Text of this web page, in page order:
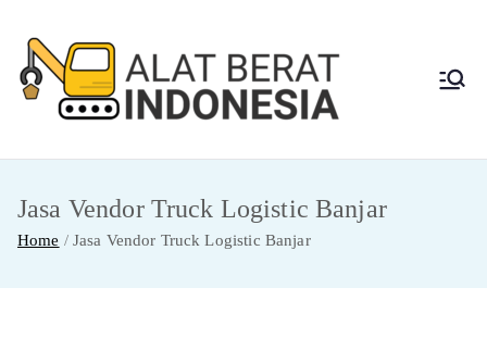
content
Berat
Indon
Jasa Sewa Alat
Jasa Vendor Truck Logistic Banjar
Home Jasa Vendor Truck Logistic Banjar